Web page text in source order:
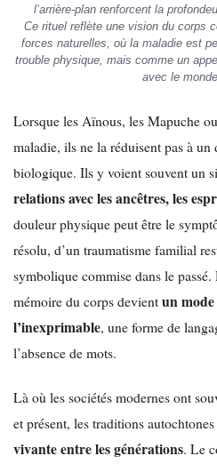
l’arrière-plan renforcent la
Ce rituel reflète une vision du corps
forces naturelles, où la maladie est
trouble physique, mais comme un
avec le
Lorsque les Aïnous, les Mapuche
maladie, ils ne la réduisent pas à
biologique. Ils y voient souvent un
relations avec les ancêtres, les
douleur physique peut être le
résolu, d’un traumatisme familial
symbolique commise dans le
mémoire du corps devientun mode
l’inexprimable, une forme de
l’absence de mots.
Là où les sociétés modernes ont
et présent, les traditions
vivante entre les générations. Le